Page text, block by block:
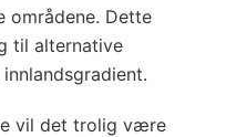
områdene. Dette
til alternative
vil det trolig være